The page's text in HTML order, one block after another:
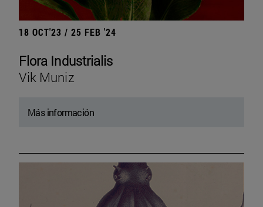
18 OCT'23 / 25 FEB '24
Flora Industrialis
Vik Muniz
Más información